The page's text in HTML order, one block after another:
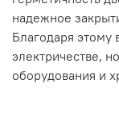
надежное
Благодаря этому
электричестве,
оборудования и